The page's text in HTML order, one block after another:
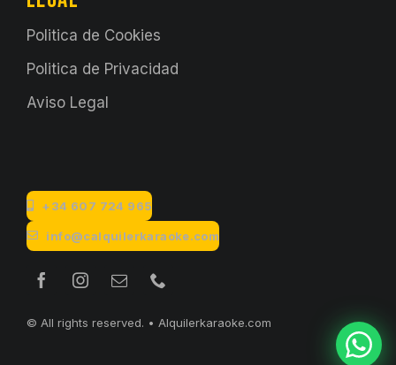
Politica de Cookies
Politica de Privacidad
Aviso Legal
+34 607 724 965
info@calquilerkaraoke.com
© All rights reserved. • Alquilerkaraoke.com